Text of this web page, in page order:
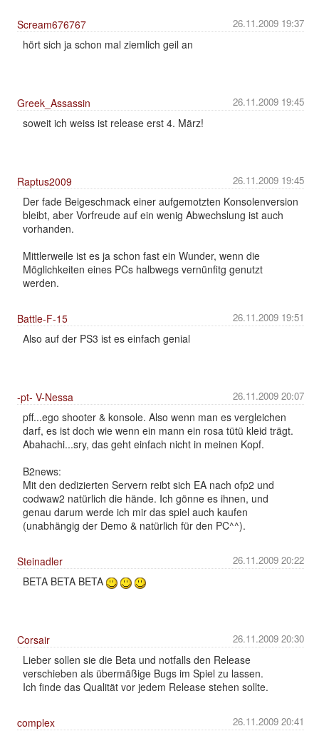
26.11.2009 19:37
Scream676767
hört sich ja schon mal ziemlich geil an
26.11.2009 19:45
Greek_Assassin
soweit ich weiss ist release erst 4. März!
26.11.2009 19:45
Raptus2009
Der fade Beigeschmack einer aufgemotzten Konsolenversion
bleibt, aber Vorfreude auf ein wenig Abwechslung ist auch
vorhanden.
Mittlerweile ist es ja schon fast ein Wunder, wenn die
Möglichkeiten eines PCs halbwegs vernünfitg genutzt
werden.
26.11.2009 19:51
Battle-F-15
Also auf der PS3 ist es einfach genial
26.11.2009 20:07
-pt- V-Nessa
pff...ego shooter & konsole. Also wenn man es vergleichen
darf, es ist doch wie wenn ein mann ein rosa tütü kleid trägt.
Abahachi...sry, das geht einfach nicht in meinen Kopf.
B2news:
Mit den dedizierten Servern reibt sich EA nach ofp2 und
codwaw2 natürlich die hände. Ich gönne es ihnen, und
genau darum werde ich mir das spiel auch kaufen
(unabhängig der Demo & natürlich für den PC^^).
26.11.2009 20:22
Steinadler
BETA BETA BETA
26.11.2009 20:30
Corsair
Lieber sollen sie die Beta und notfalls den Release
verschieben als übermäßige Bugs im Spiel zu lassen.
Ich finde das Qualität vor jedem Release stehen sollte.
26.11.2009 20:41
complex